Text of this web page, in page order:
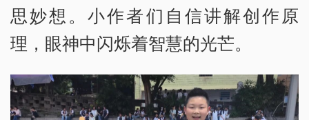
思妙想。小作者们自信讲解创作原
理，眼神中闪烁着智慧的光芒。